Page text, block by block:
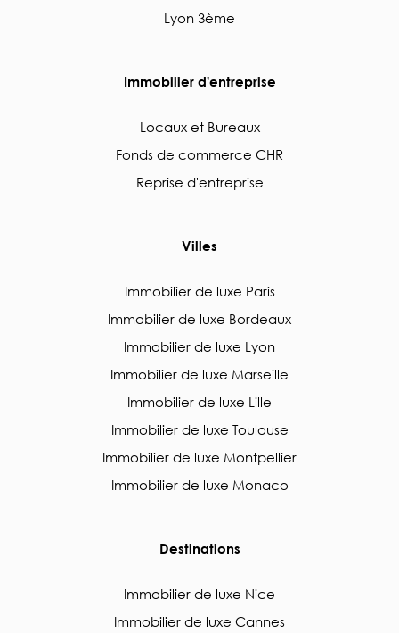
Lyon 3ème
Immobilier d'entreprise
Locaux et Bureaux
Fonds de commerce CHR
Reprise d'entreprise
Villes
Immobilier de luxe Paris
Immobilier de luxe Bordeaux
Immobilier de luxe Lyon
Immobilier de luxe Marseille
Immobilier de luxe Lille
Immobilier de luxe Toulouse
Immobilier de luxe Montpellier
Immobilier de luxe Monaco
Destinations
Immobilier de luxe Nice
Immobilier de luxe Cannes